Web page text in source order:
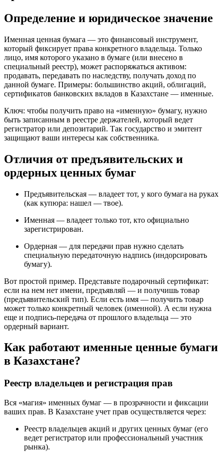
Определение и юридическое значение
Именная ценная бумага — это финансовый инструмент,
который фиксирует права конкретного владельца. Только
лицо, имя которого указано в бумаге (или внесено в
специальный реестр), может распоряжаться активом:
продавать, передавать по наследству, получать доход по
данной бумаге. Примеры: большинство акций, облигаций,
сертификатов банковских вкладов в Казахстане — именные.
Ключ: чтобы получить право на «именную» бумагу, нужно
быть записанным в реестре держателей, который ведет
регистратор или депозитарий. Так государство и эмитент
защищают ваши интересы как собственника.
Отличия от предъявительских и
ордерных ценных бумаг
Предъявительская — владеет тот, у кого бумага на руках
(как купюра: нашел — твое).
Именная — владеет только тот, кто официально
зарегистрирован.
Ордерная — для передачи прав нужно сделать
специальную передаточную надпись (индорсировать
бумагу).
Вот простой пример. Представьте подарочный сертификат:
если на нем нет имени, предъявляй — и получишь товар
(предъявительский тип). Если есть имя — получить товар
может только конкретный человек (именной). А если нужна
еще и подпись-передача от прошлого владельца — это
ордерный вариант.
Как работают именные ценные бумаги
в Казахстане?
Реестр владельцев и регистрация прав
Вся «магия» именных бумаг — в прозрачности и фиксации
ваших прав. В Казахстане учет прав осуществляется через:
Реестр владельцев акций и других ценных бумаг (его
ведет регистратор или профессиональный участник
рынка).